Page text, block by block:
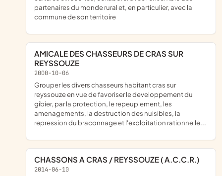
partenaires du monde rural et, en particulier, avec la
commune de son territoire
AMICALE DES CHASSEURS DE CRAS SUR
REYSSOUZE
2000-10-06
grouper les divers chasseurs habitant cras sur
reyssouze en vue de favoriser le developpement du
gibier, par la protection, le repeuplement, les
amenagements, la destruction des nuisibles, la
repression du braconnage et l'exploitation rationnelle...
CHASSONS A CRAS / REYSSOUZE ( A.C.C.R.)
2014-06-10